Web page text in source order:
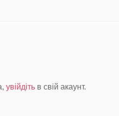
увійдітьв свій акаунт.